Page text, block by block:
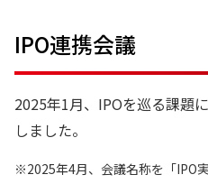
IPO連携会議
2025年1月、IPOを巡る課題
しました。
2025年4月、会議名称を「IPO